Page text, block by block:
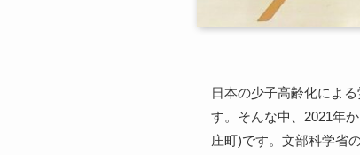
日本の少子高齢化によ
す。そんな中、2021年
庄町)です。文部科学省